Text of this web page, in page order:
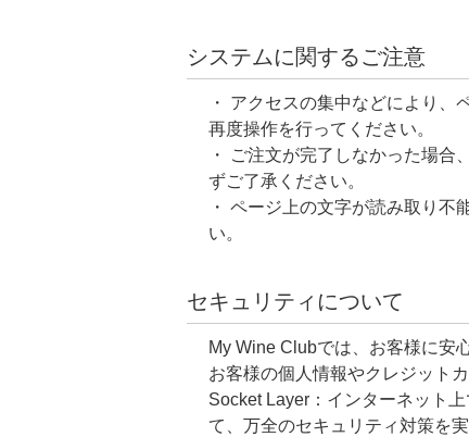
システムに関するご注意
・ アクセスの集中などにより
再度操作を行ってください。
・ ご注文が完了しなかった場
ずご了承ください。
・ ページ上の文字が読み取り
い。
セキュリティについて
My Wine Clubでは、お客様に安
お客様の個人情報やクレジット
Socket Layer：インターネット
て、万全のセキュリティ対策を